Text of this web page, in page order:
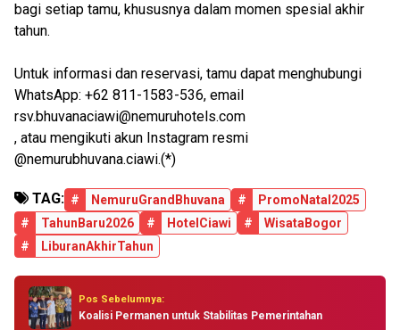
bagi setiap tamu, khususnya dalam momen spesial akhir
tahun.
Untuk informasi dan reservasi, tamu dapat menghubungi
WhatsApp: +62 811-1583-536, email
rsv.bhuvanaciawi@nemuruhotels.com
, atau mengikuti akun Instagram resmi
@nemurubhuvana.ciawi.(*)
TAG: # NemuruGrandBhuvana #
PromoNatal2025
#
TahunBaru2026 # HotelCiawi #
WisataBogor
#
LiburanAkhirTahun
Pos Sebelumnya:
Koalisi Permanen untuk Stabilitas Pemerintahan